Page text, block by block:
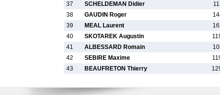
37
SCHELDEMAN Didier
38
GAUDIN Roger
39
MEAL Laurent
40
SKOTAREK Augustin
41
ALBESSARD Romain
42
SEBIRE Maxime
43
BEAUFRETON Thierry